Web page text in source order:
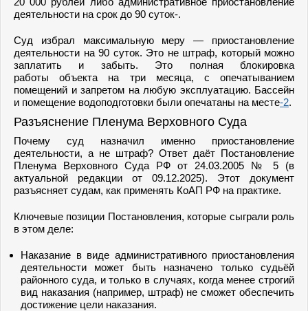
деятельности на срок до 90 суток-.
Суд избрал максимальную меру — приостановление
деятельности на 90 суток. Это не штраф, который можно
заплатить и забыть. Это полная блокировка
работы объекта на три месяца, с опечатыванием
помещений и запретом на любую эксплуатацию. Бассейн
и помещение водоподготовки были опечатаны на месте-2.
Разъяснение Пленума Верховного Суда
Почему суд назначил именно приостановление
деятельности, а не штраф? Ответ даёт Постановление
Пленума Верховного Суда РФ от 24.03.2005 № 5 (в
актуальной редакции от 09.12.2025). Этот документ
разъясняет судам, как применять КоАП РФ на практике.
Ключевые позиции Постановления, которые сыграли роль
в этом деле:
Наказание в виде административного приостановления
деятельности может быть назначено только судьёй
районного суда, и только в случаях, когда менее строгий
вид наказания (например, штраф) не сможет обеспечить
достижение цели наказания.